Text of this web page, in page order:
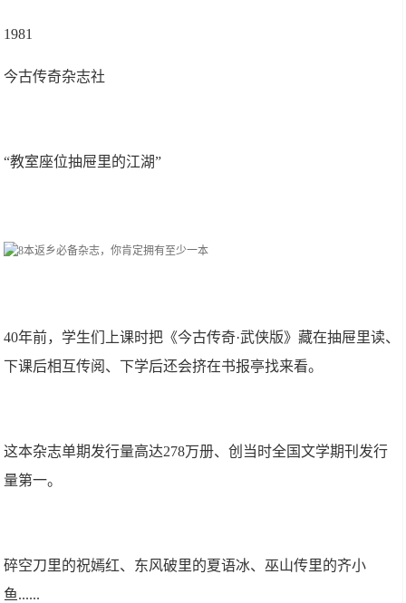
1981
今古传奇杂志社
“教室座位抽屉里的江湖”
40年前，学生们上课时把《今古传奇·武侠版》藏在抽屉里读、
下课后相互传阅、下学后还会挤在书报亭找来看。
这本杂志单期发行量高达278万册、创当时全国文学期刊发行
量第一。
碎空刀里的祝嫣红、东风破里的夏语冰、巫山传里的齐小
鱼......